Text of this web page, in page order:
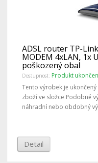
ADSL router TP-
MODEM 4xLAN, 1x
poškozený obal
Dostupnost: Produkt ukončen
Tento výrobek je
zboží ve složce Podobné
náhradní nebo obdobný
Detail